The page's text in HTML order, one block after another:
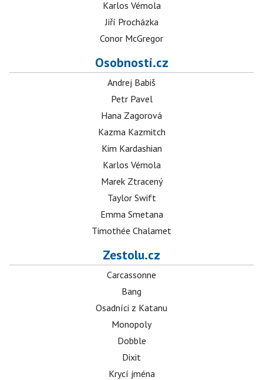
Karlos Vémola
Jiří Procházka
Conor McGregor
Osobnosti.cz
Andrej Babiš
Petr Pavel
Hana Zagorová
Kazma Kazmitch
Kim Kardashian
Karlos Vémola
Marek Ztracený
Taylor Swift
Emma Smetana
Timothée Chalamet
Zestolu.cz
Carcassonne
Bang
Osadníci z Katanu
Monopoly
Dobble
Dixit
Krycí jména